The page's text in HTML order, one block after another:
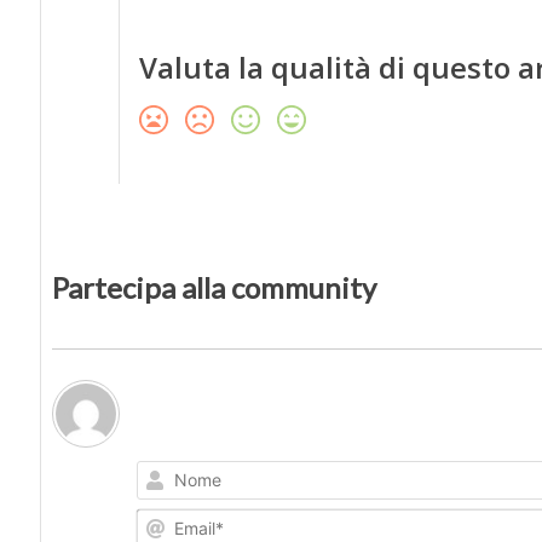
Valuta la qualità di questo
Partecipa alla community